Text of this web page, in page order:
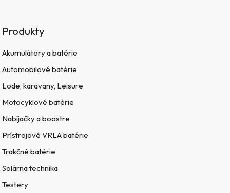
Produkty
Akumulátory a batérie
Automobilové batérie
Lode, karavany, Leisure
Motocyklové batérie
Nabíjačky a boostre
Prístrojové VRLA batérie
Trakčné batérie
Solárna technika
Testery